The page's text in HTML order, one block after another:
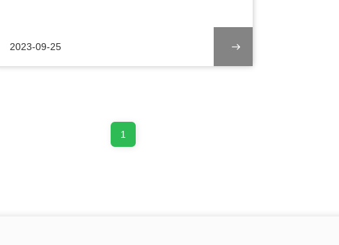
2023-09-25
1